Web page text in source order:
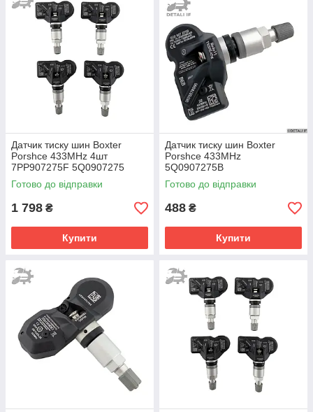
Датчик тиску шин Boxter
Porshce 433MHz 4шт
7PP907275F 5Q0907275
5Q0907275B
Готово до відправки
1 798 ₴
Купити
Датчик тиску шин Boxter
Porshce 433MHz
5Q0907275B
Готово до відправки
488 ₴
Купити